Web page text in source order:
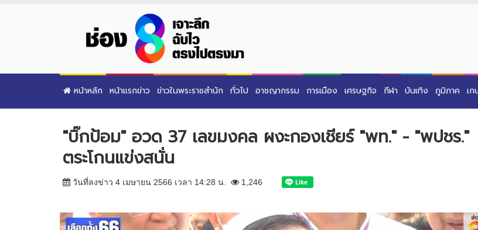
หน้าหลัก หน้าแรกข่าว ข่าวในพระราชสำนัก ทั่วไป อาชญากรรม การเมือง เศรษฐกิจ กีฬา บันเทิง ภูมิภาค เ
"บิ๊กป้อม" อวด 37 เลขมงคล ผงะกองเชียร์ "พท." - "พปชร."
ตระโกนแข่งสนั่น
วันที่ลงข่าว 4 เมษายน 2566 เวลา 14:28 น. 1,246